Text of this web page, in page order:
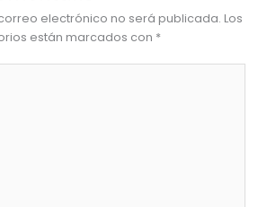
electrónico no será publicada. Los
están marcados con *